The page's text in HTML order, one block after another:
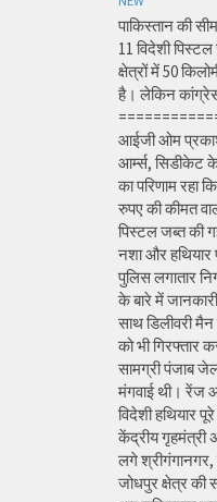
पाकिस्तान की
11 विदेशी
क्षेत्रों में 50
है। लेकिन कांग्रेस
आईजी ओम
आर्म्स, सिडीकेट
का परिणाम रहा
रुपए की कीमत
पिस्टल जब्त की
नशा और हथियार
पुलिस लगातार
के बारे में
साथ डिलीवरी मैन
को भी गिरफ्तार
सामग्री पंजाब
मंगवाई थी। रेंज
विदेशी हथियार
केंद्रीय गृहमंत्री
लगे
जोधपुर क्षेत्र की